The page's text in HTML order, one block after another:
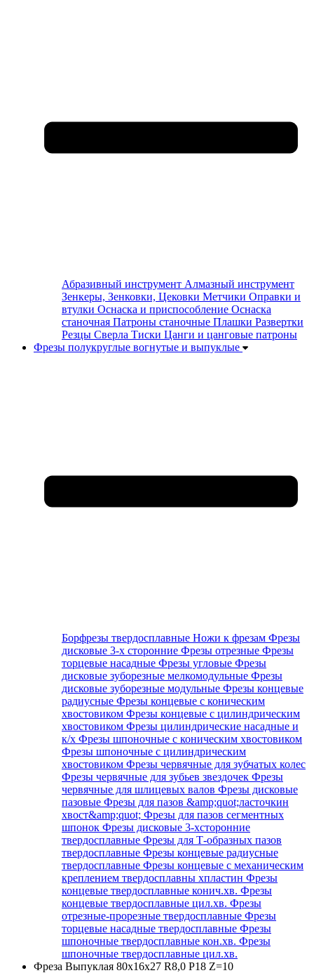
Абразивный инструмент Алмазный инструмент
Зенкеры, Зенковки, Цековки Метчики Оправки и
втулки Оснаска и приспособление Оснаска
станочная Патроны станочные Плашки Развертки
Резцы Сверла Тиски Цанги и цанговые патроны
Фрезы полукруглые вогнутые и выпуклые
Борфрезы твердосплавные Ножи к фрезам Фрезы
дисковые 3-х сторонние Фрезы отрезные Фрезы
торцевые насадные Фрезы угловые Фрезы
дисковые зуборезные мелкомодульные Фрезы
дисковые зуборезные модульные Фрезы концевые
радиусные Фрезы концевые с коническим
хвостовиком Фрезы концевые с цилиндрическим
хвостовиком Фрезы цилиндрические насадные и
к/х Фрезы шпоночные с коническим хвостовиком
Фрезы шпоночные с цилиндрическим
хвостовиком Фрезы червячные для зубчатых колес
Фрезы червячные для зубьев звездочек Фрезы
червячные для шлицевых валов Фрезы дисковые
пазовые Фрезы для пазов &amp;quot;ласточкин
хвост&amp;quot; Фрезы для пазов сегментных
шпонок Фрезы дисковые 3-хсторонние
твердосплавные Фрезы для Т-образных пазов
твердосплавные Фрезы концевые радиусные
твердосплавные Фрезы концевые с механическим
креплением твердосплавны хпластин Фрезы
концевые твердосплавные конич.хв. Фрезы
концевые твердосплавные цил.хв. Фрезы
отрезные-прорезные твердосплавные Фрезы
торцевые насадные твердосплавные Фрезы
шпоночные твердосплавные кон.хв. Фрезы
шпоночные твердосплавные цил.хв.
Фреза Выпуклая 80х16х27 R8,0 Р18 Z=10